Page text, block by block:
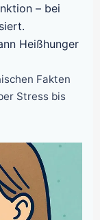
– bei
Heißhunger
Fakten